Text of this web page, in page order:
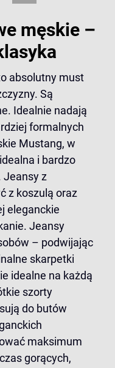
męskie –
absolutny must
Są
Idealnie nadają
formalnych
Mustang, w
i bardzo
Jeansy z
z koszulą oraz
eleganckie
Jeansy
– podwijając
skarpetki
idealne na każdą
szorty
do butów
maksimum
gorących,